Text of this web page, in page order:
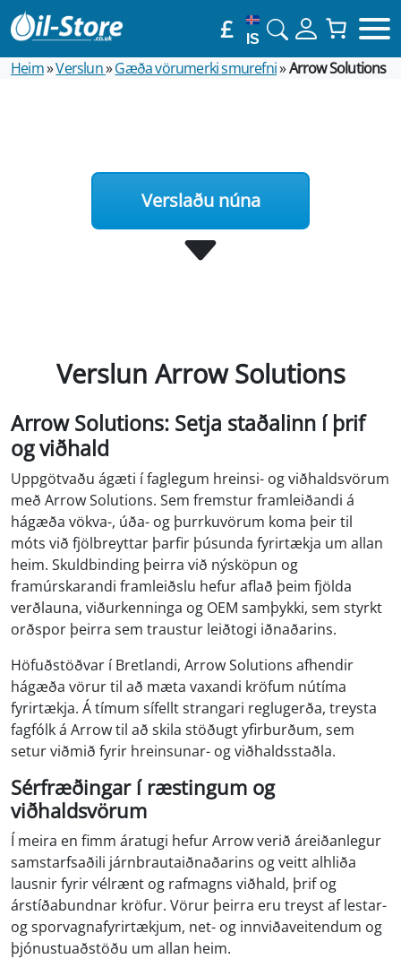
£ IS
Heim»Verslun»Gæða vörumerki smurefni»Arrow Solutions
Verslaðu núna
Verslun Arrow Solutions
Arrow Solutions: Setja staðalinn í þrif
og viðhald
Uppgötvaðu ágæti í faglegum hreinsi- og viðhaldsvörum
með Arrow Solutions. Sem fremstur framleiðandi á
hágæða vökva-, úða- og þurrkuvörum koma þeir til
móts við fjölbreyttar þarfir þúsunda fyrirtækja um allan
heim. Skuldbinding þeirra við nýsköpun og
framúrskarandi framleiðslu hefur aflað þeim fjölda
verðlauna, viðurkenninga og OEM samþykki, sem styrkt
orðspor þeirra sem traustur leiðtogi iðnaðarins.
Höfuðstöðvar í Bretlandi, Arrow Solutions afhendir
hágæða vörur til að mæta vaxandi kröfum nútíma
fyrirtækja. Á tímum sífellt strangari reglugerða, treysta
fagfólk á Arrow til að skila stöðugt yfirburðum, sem
setur viðmið fyrir hreinsunar- og viðhaldsstaðla.
Sérfræðingar í ræstingum og
viðhaldsvörum
Í meira en fimm áratugi hefur Arrow verið áreiðanlegur
samstarfsaðili járnbrautaiðnaðarins og veitt alhliða
lausnir fyrir vélrænt og rafmagns viðhald, þrif og
árstíðabundnar kröfur. Vörur þeirra eru treyst af lestar-
og sporvagnafyrirtækjum, net- og innviðaveitendum og
þjónustuaðstöðu um allan heim.